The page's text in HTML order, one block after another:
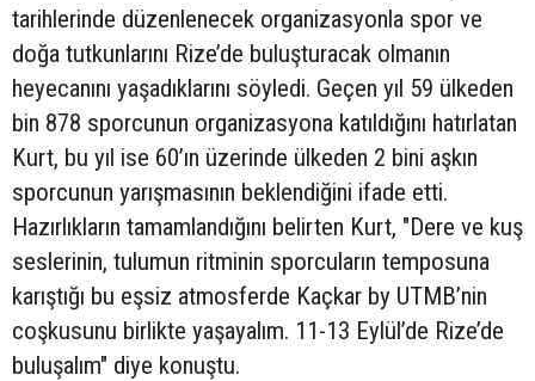
tarihlerinde düzenlenecek organizasyonla spor ve
doğa tutkunlarını Rize’de buluşturacak olmanın
heyecanını yaşadıklarını söyledi. Geçen yıl 59 ülkeden
bin 878 sporcunun organizasyona katıldığını hatırlatan
Kurt, bu yıl ise 60’ın üzerinde ülkeden 2 bini aşkın
sporcunun yarışmasının beklendiğini ifade etti.
Hazırlıkların tamamlandığını belirten Kurt, "Dere ve kuş
seslerinin, tulumun ritminin sporcuların temposuna
karıştığı bu eşsiz atmosferde Kaçkar by UTMB’nin
coşkusunu birlikte yaşayalım. 11-13 Eylül’de Rize’de
buluşalım" diye konuştu.